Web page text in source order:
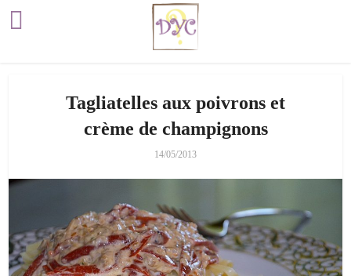
Tagliatelles aux poivrons et
crème de champignons
14/05/2013